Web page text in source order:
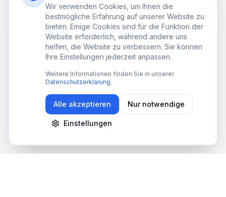
Noch kein Konto? Jetzt registrieren
DSGVO-konform SSL-verschlüsselt Made in Germany
Wir verwenden Cookies, um Ihnen die
bestmögliche Erfahrung auf unserer Website zu
bieten. Einige Cookies sind für die Funktion der
Website erforderlich, während andere uns
helfen, die Website zu verbessern. Sie können
Ihre Einstellungen jederzeit anpassen.
Weitere Informationen finden Sie in unserer
Datenschutzerklärung.
Alle akzeptieren Nur notwendige
Einstellungen